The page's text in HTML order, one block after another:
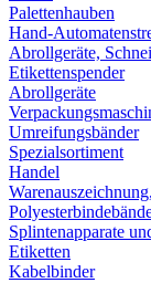
Palettenhauben
Hand-
Abrollgeräte,
Etikettenspender
Abrollgeräte
Umreifungsbänder
Spezialsortiment
Handel
Splintenapparate
Etiketten
Kabelbinder